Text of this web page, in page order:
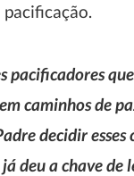
pacificadores
caminhos de
decidir
deu a chave